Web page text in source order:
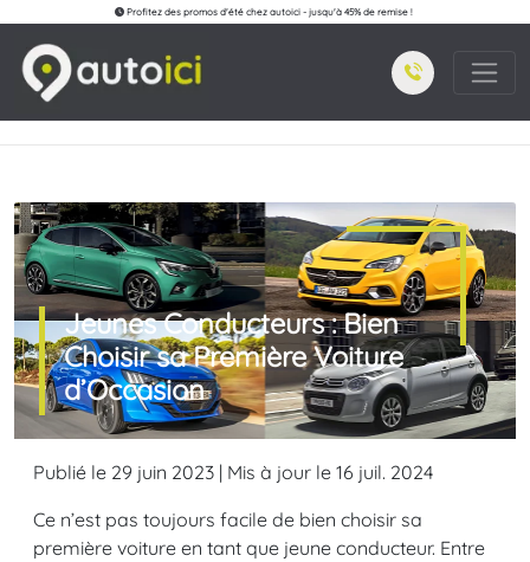
Profitez des promos d'été chez autoici - jusqu'à 45% de remise !
Jeunes Conducteurs : Bien
Choisir sa Première Voiture
d’Occasion
Publié le 29 juin 2023 | Mis à jour le 16 juil. 2024
Ce n’est pas toujours facile de bien choisir sa
première voiture en tant que jeune conducteur. Entre